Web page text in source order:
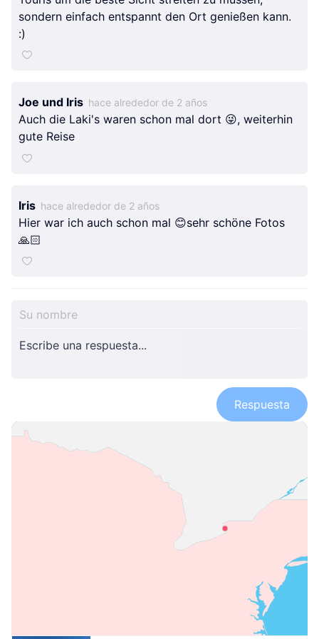
sondern einfach entspannt den Ort genießen kann.
:)
Joe und Iris hace alrededor de 2 años
Auch die Laki's waren schon mal dort 😜, weiterhin
gute Reise
Iris hace alrededor de 2 años
Hier war ich auch schon mal 😊sehr schöne Fotos
🙏🏻
Respuesta